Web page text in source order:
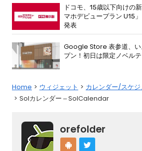
ドコモ、15歳以下向けの
マホデビュープラン U15
発表
Google Store 表参道、い
プン！初日は限定ノベル
Home ウィジェット カレンダー/スケ
Solカレンダー – SolCalendar
orefolder